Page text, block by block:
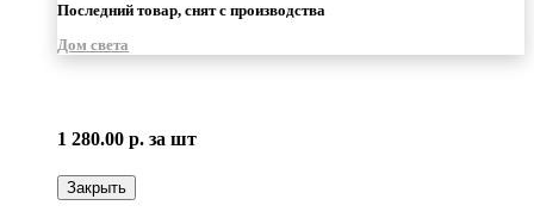
Последний товар, снят с производства
Дом света
1 280.00 р. за шт
Закрыть